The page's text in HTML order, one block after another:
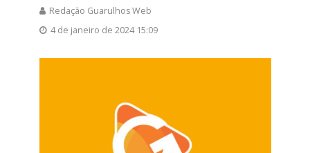
Redação Guarulhos Web
4 de janeiro de 2024 15:09